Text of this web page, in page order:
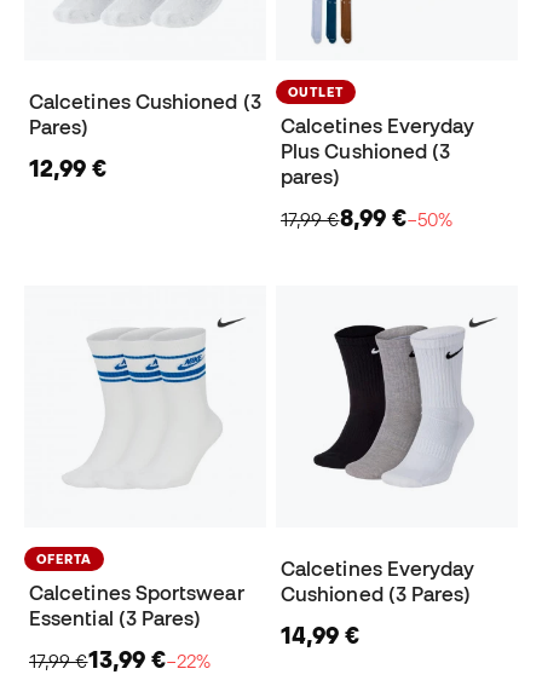
Calcetines Cushioned (3
Pares)
12,99 €
OUTLET
Calcetines Everyday
Plus Cushioned (3
pares)
17,99 €8,99 €−50%
OFERTA
Calcetines Sportswear
Essential (3 Pares)
17,99 €13,99 €−22%
Calcetines Everyday
Cushioned (3 Pares)
14,99 €